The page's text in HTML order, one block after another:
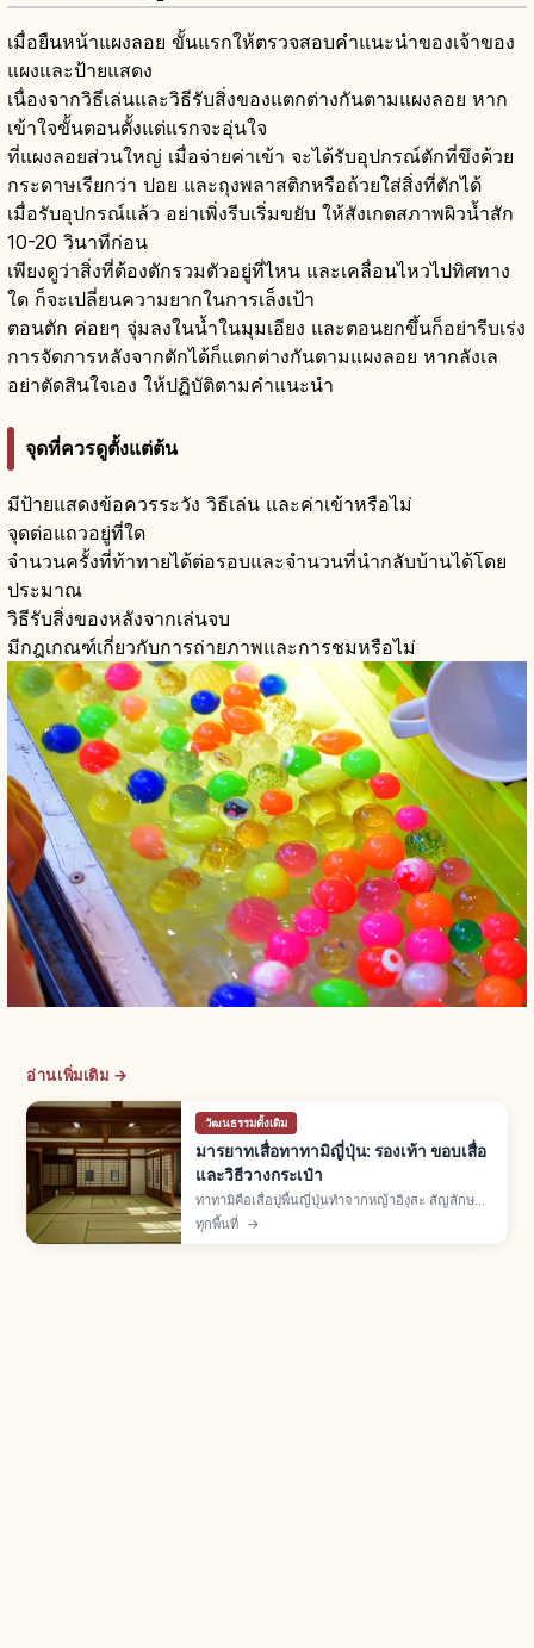
เมื่อยืนหน้าแผงลอย ขั้นแรกให้ตรวจสอบคำแนะนำของเจ้าของ
แผงและป้ายแสดง
เนื่องจากวิธีเล่นและวิธีรับสิ่งของแตกต่างกันตามแผงลอย หาก
เข้าใจขั้นตอนตั้งแต่แรกจะอุ่นใจ
ที่แผงลอยส่วนใหญ่ เมื่อจ่ายค่าเข้า จะได้รับอุปกรณ์ตักที่ขึงด้วย
กระดาษเรียกว่า ปอย และถุงพลาสติกหรือถ้วยใส่สิ่งที่ตักได้
เมื่อรับอุปกรณ์แล้ว อย่าเพิ่งรีบเริ่มขยับ ให้สังเกตสภาพผิวน้ำสัก
10-20 วินาทีก่อน
เพียงดูว่าสิ่งที่ต้องตักรวมตัวอยู่ที่ไหน และเคลื่อนไหวไปทิศทาง
ใด ก็จะเปลี่ยนความยากในการเล็งเป้า
ตอนตัก ค่อยๆ จุ่มลงในน้ำในมุมเอียง และตอนยกขึ้นก็อย่ารีบเร่ง
การจัดการหลังจากตักได้ก็แตกต่างกันตามแผงลอย หากลังเล
อย่าตัดสินใจเอง ให้ปฏิบัติตามคำแนะนำ
จุดที่ควรดูตั้งแต่ต้น
มีป้ายแสดงข้อควรระวัง วิธีเล่น และค่าเข้าหรือไม่
จุดต่อแถวอยู่ที่ใด
จำนวนครั้งที่ท้าทายได้ต่อรอบและจำนวนที่นำกลับบ้านได้โดย
ประมาณ
วิธีรับสิ่งของหลังจากเล่นจบ
มีกฎเกณฑ์เกี่ยวกับการถ่ายภาพและการชมหรือไม่
อ่านเพิ่มเติม →
วัฒนธรรมดั้งเดิม
มารยาทเสื่อทาทามิญี่ปุ่น: รองเท้า ขอบเสื่อ
และวิธีวางกระเป๋า
ทาทามิคือเสื่อปูพื้นญี่ปุ่นทำจากหญ้าอิงุสะ สัญลักษณ์
ห้องวาชิตสึ ปูเต็มห้องตั้งแต่ยุคมุโรมาจิ มารยาท: ถอด
รองเท้าก่อนเข้า ไม่เหยียบขอบทาทามิเบริ ยก
ทุกพื้นที่ →